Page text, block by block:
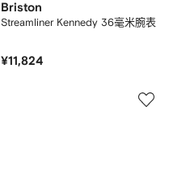
Briston
Streamliner Kennedy 36毫米腕表
¥11,824